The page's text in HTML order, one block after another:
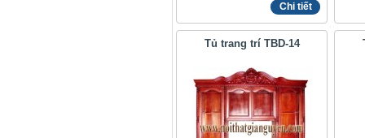
Chi tiết
Tủ trang trí TBD-14